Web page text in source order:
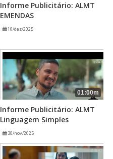
Informe Publicitário: ALMT
EMENDAS
10/dez/2025
01:00m
Informe Publicitário: ALMT
Linguagem Simples
30/nov/2025